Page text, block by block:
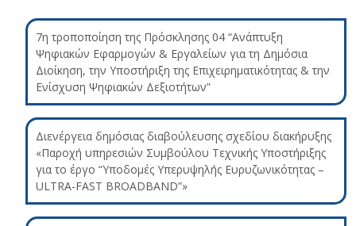
7η τροποποίηση της Πρόσκλησης 04 “Ανάπτυξη
Ψηφιακών Εφαρμογών & Εργαλείων για τη Δημόσια
Διοίκηση, την Υποστήριξη της Επιχειρηματικότητας & την
Ενίσχυση Ψηφιακών Δεξιοτήτων”
Διενέργεια δημόσιας διαβούλευσης σχεδίου διακήρυξης
«Παροχή υπηρεσιών Συμβούλου Τεχνικής Υποστήριξης
για το έργο “Υποδομές Υπερυψηλής Ευρυζωνικότητας –
ULTRA-FAST BROADBAND”»